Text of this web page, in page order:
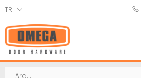
TR
Ara